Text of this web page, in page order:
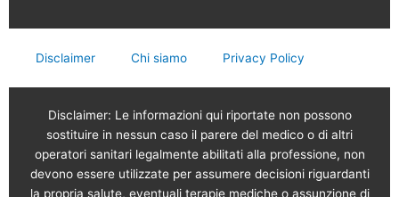
Disclaimer Chi siamo Privacy Policy
Disclaimer: Le informazioni qui riportate non possono
sostituire in nessun caso il parere del medico o di altri
operatori sanitari legalmente abilitati alla professione, non
devono essere utilizzate per assumere decisioni riguardanti
la propria salute, eventuali terapie mediche o assunzione di